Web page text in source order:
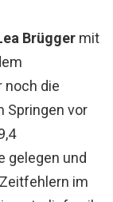
Brügger mit
noch die
Springen vor
gelegen und
im